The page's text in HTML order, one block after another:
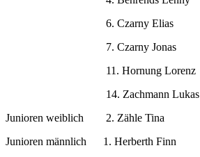
6. Czarny Elias
7. Czarny Jonas
11. Hornung Lorenz
14. Zachmann Lukas
Junioren weiblich 2. Zähle Tina
Junioren männlich 1. Herberth Finn